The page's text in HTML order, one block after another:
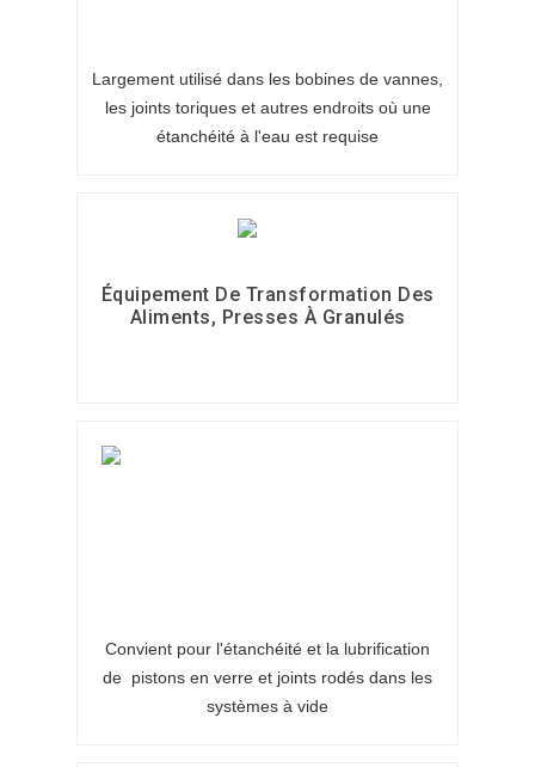
Largement utilisé dans les bobines de vannes,
les joints toriques et autres endroits où une
étanchéité à l'eau est requise
Équipement De Transformation Des
Aliments, Presses À Granulés
Convient pour l'étanchéité et la lubrification
de pistons en verre et joints rodés dans les
systèmes à vide